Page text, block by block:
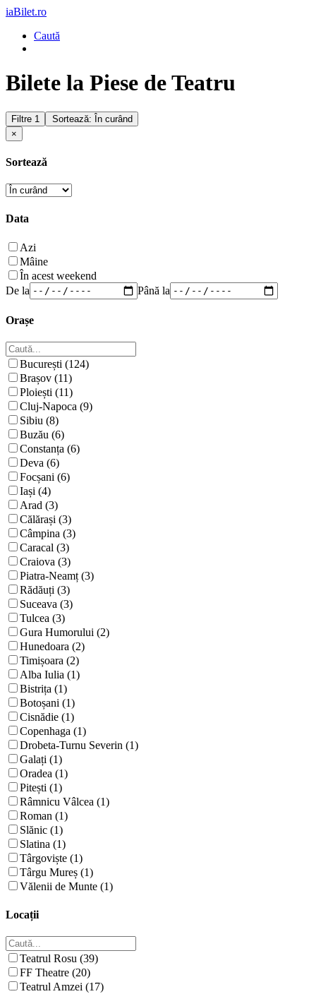
iaBilet.ro
Caută
Bilete la Piese de Teatru
Filtre 1
Sortează: În curând
×
Sortează
Data
Azi
Mâine
În acest weekend
De la
Până la
Orașe
București (124)
Brașov (11)
Ploiești (11)
Cluj-Napoca (9)
Sibiu (8)
Buzău (6)
Constanța (6)
Deva (6)
Focșani (6)
Iași (4)
Arad (3)
Călărași (3)
Câmpina (3)
Caracal (3)
Craiova (3)
Piatra-Neamț (3)
Rădăuți (3)
Suceava (3)
Tulcea (3)
Gura Humorului (2)
Hunedoara (2)
Timișoara (2)
Alba Iulia (1)
Bistrița (1)
Botoșani (1)
Cisnădie (1)
Copenhaga (1)
Drobeta-Turnu Severin (1)
Galați (1)
Oradea (1)
Pitești (1)
Râmnicu Vâlcea (1)
Roman (1)
Slănic (1)
Slatina (1)
Târgoviște (1)
Târgu Mureș (1)
Vălenii de Munte (1)
Locații
Teatrul Rosu (39)
FF Theatre (20)
Teatrul Amzei (17)